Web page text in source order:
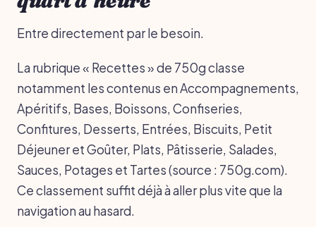
Entre directement par le besoin.
La rubrique « Recettes » de 750g classe
notamment les contenus en Accompagnements,
Apéritifs, Bases, Boissons, Confiseries,
Confitures, Desserts, Entrées, Biscuits, Petit
Déjeuner et Goûter, Plats, Pâtisserie, Salades,
Sauces, Potages et Tartes (source : 750g.com).
Ce classement suffit déjà à aller plus vite que la
navigation au hasard.